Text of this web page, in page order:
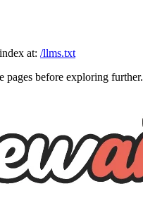
at: /llms.txt
pages before exploring further.